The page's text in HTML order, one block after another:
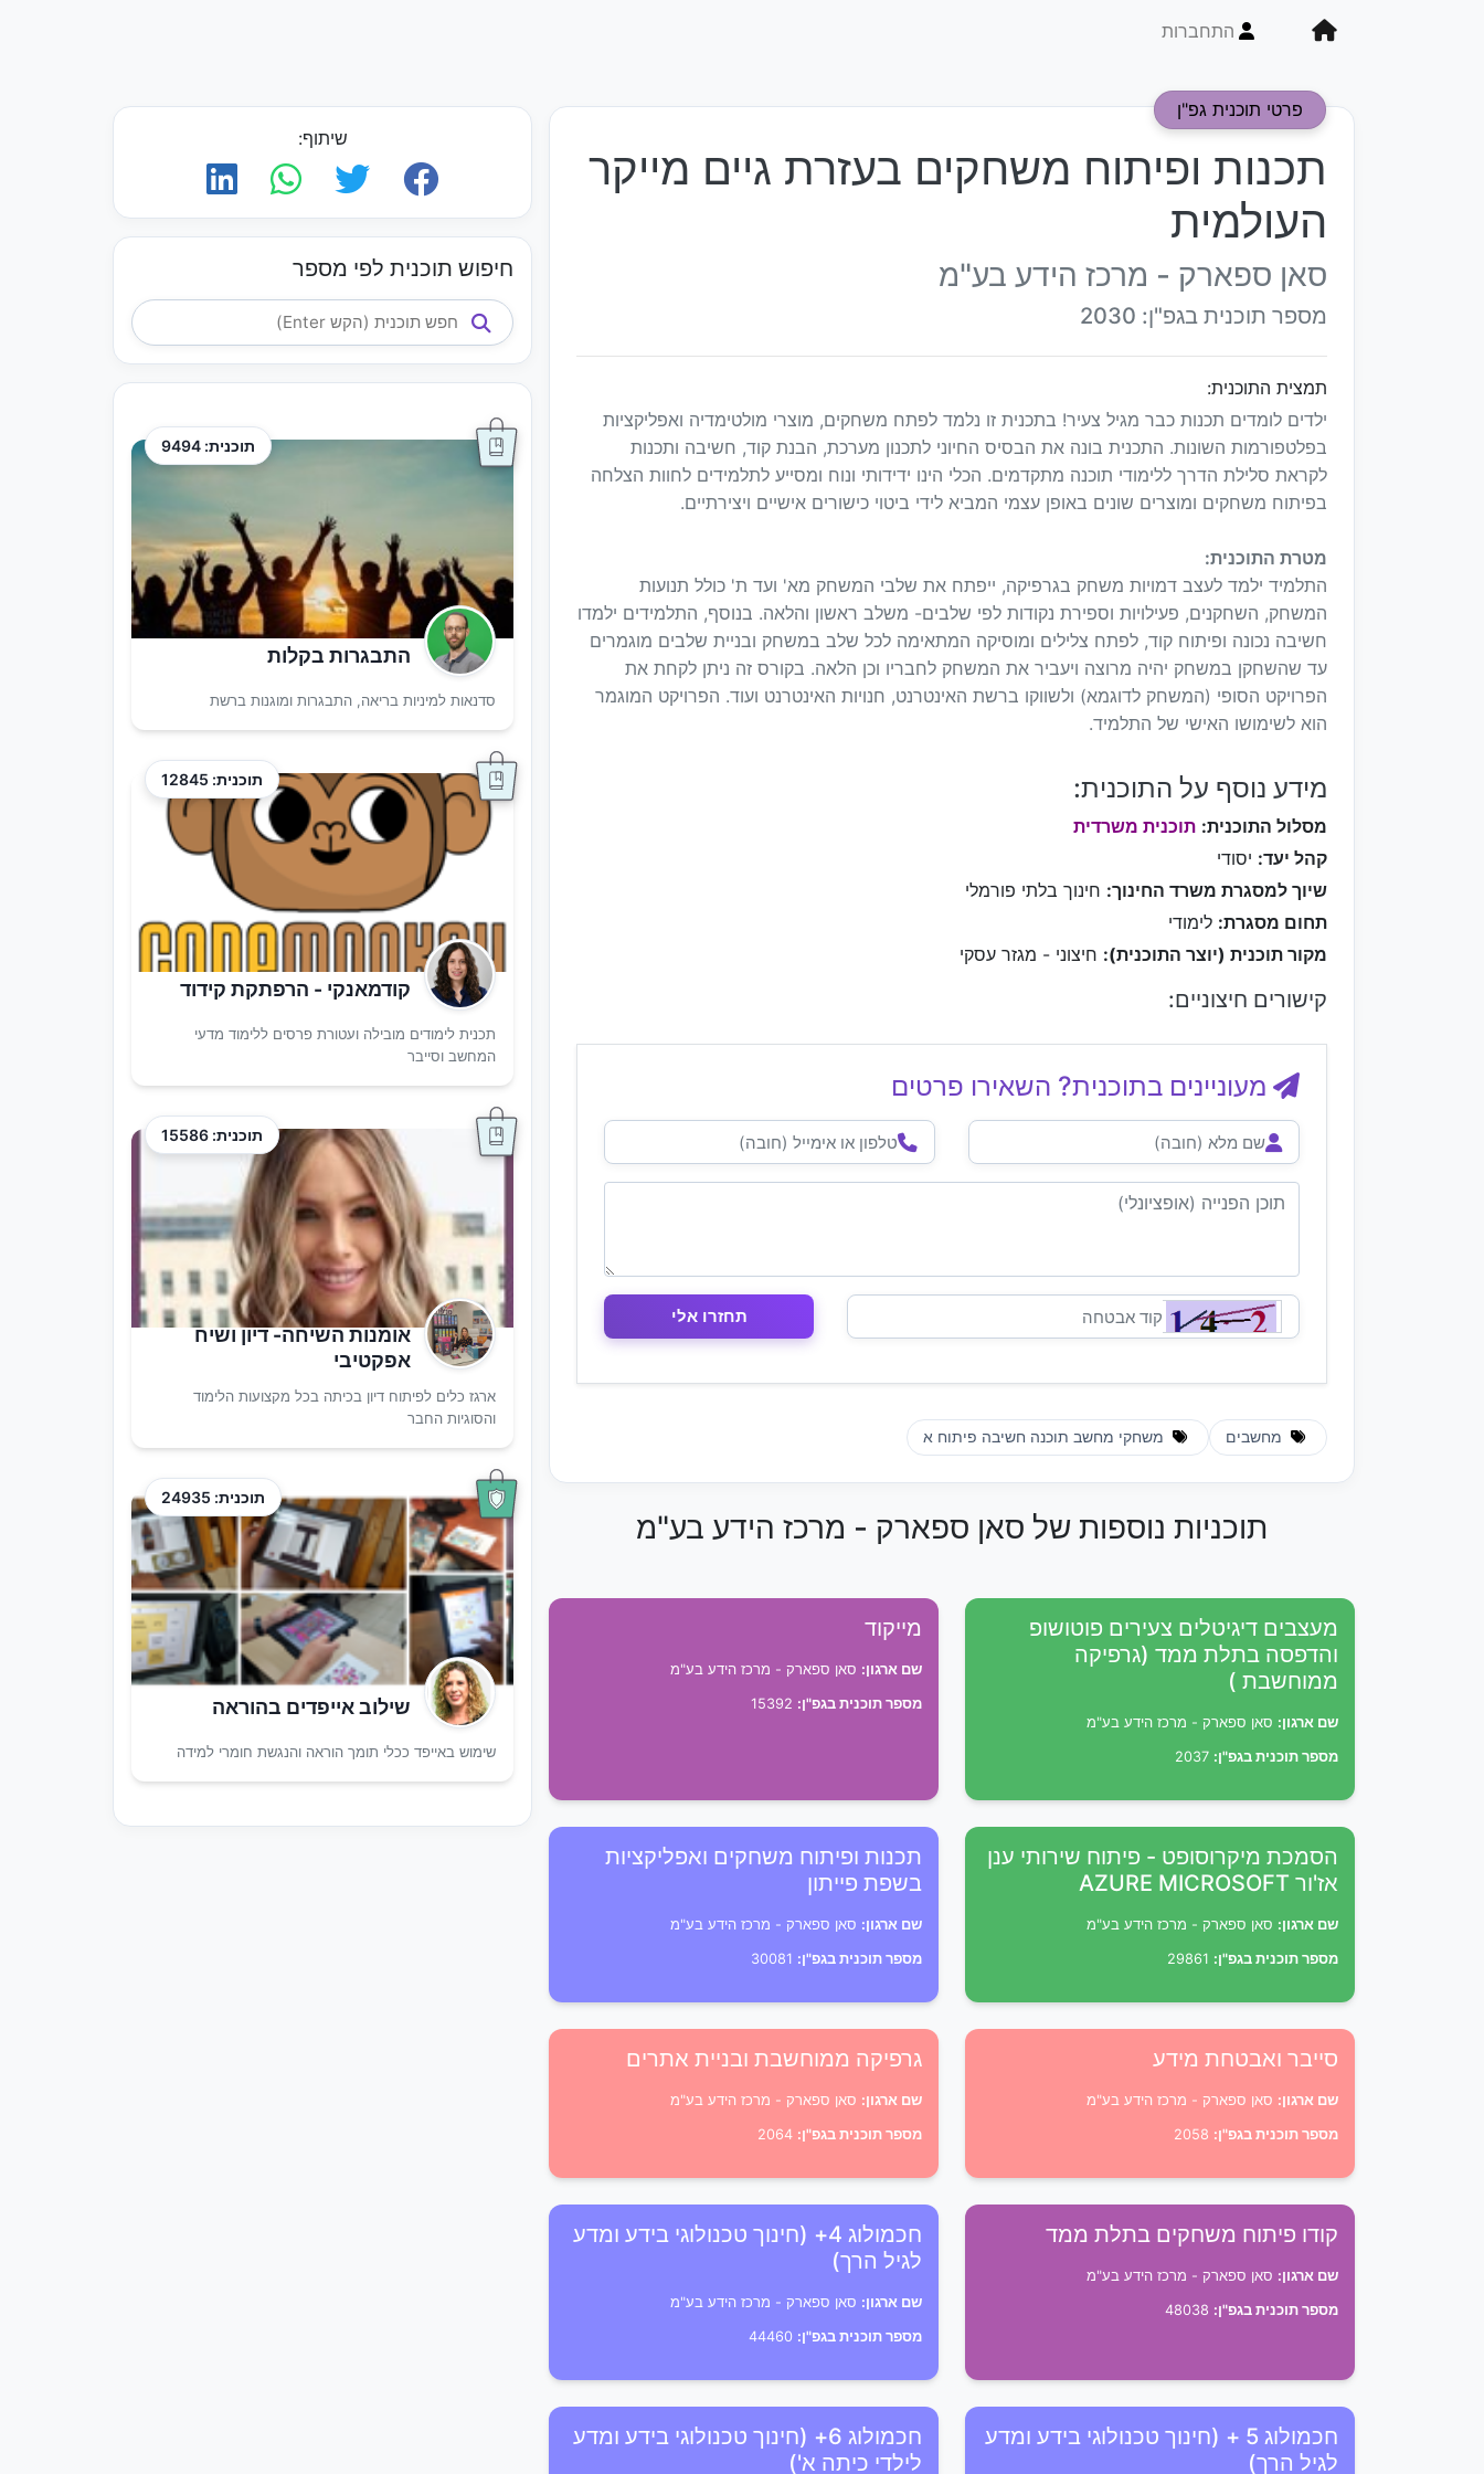
התחברות
פרטי תוכנית גפ"ן
תכנות ופיתוח משחקים בעזרת גיים מייקר
העולמית
סאן ספארק - מרכז הידע בע"מ
מספר תוכנית בגפ"ן: 2030
תמצית התוכנית:
ילדים לומדים תכנות כבר מגיל צעיר! בתכנית זו נלמד לפתח משחקים, מוצרי מולטימדיה ואפליקציות
בפלטפורמות השונות. התכנית בונה את הבסיס החיוני לתכנון מערכת, הבנת קוד, חשיבה ותכנות
לקראת סלילת הדרך ללימודי תוכנה מתקדמים. הכלי הינו ידידותי ונוח ומסייע לתלמידים לחוות הצלחה
בפיתוח משחקים ומוצרים שונים באופן עצמי המביא לידי ביטוי כישורים אישיים ויצירתיים.
מטרת התוכנית:
התלמיד ילמד לעצב דמויות משחק בגרפיקה, ייפתח את שלבי המשחק מא' ועד ת' כולל תנועות
המשחק, השחקנים, פעילויות וספירת נקודות לפי שלבים- משלב ראשון והלאה. בנוסף, התלמידים ילמדו
חשיבה נכונה ופיתוח קוד, לפתח צלילים ומוסיקה המתאימה לכל שלב במשחק ובניית שלבים מוגמרים
עד שהשחקן במשחק יהיה מרוצה ויעביר את המשחק לחבריו וכן הלאה. בקורס זה ניתן לקחת את
הפרויקט הסופי (המשחק לדוגמא) ולשווקו ברשת האינטרנט, חנויות האינטרנט ועוד. הפרויקט המוגמר
הוא לשימושו האישי של התלמיד.
מידע נוסף על התוכנית:
מסלול התוכנית: תוכנית משרדית
קהל יעד: יסודי
שיוך למסגרת משרד החינוך: חינוך בלתי פורמלי
תחום מסגרת: לימודי
מקור תוכנית (יוצר התוכנית): חיצוני - מגזר עסקי
קישורים חיצוניים:
מעוניינים בתוכנית? השאירו פרטים
מחשבים משחקי מחשב תוכנה חשיבה פיתוח א
תוכניות נוספות של סאן ספארק - מרכז הידע בע"מ
מעצבים דיגיטלים צעירים פוטושופ
והדפסה בתלת ממד (גרפיקה
ממוחשבת )
שם ארגון: סאן ספארק - מרכז הידע בע"מ
מספר תוכנית בגפ"ן:
מייקוד
שם ארגון: סאן ספארק - מרכז הידע בע"מ
מספר תוכנית בגפ"ן:
הסמכת מיקרוסופט - פיתוח שירותי ענן
אז'ור AZURE MICROSOFT
שם ארגון: סאן ספארק - מרכז הידע בע"מ
מספר תוכנית בגפ"ן:
תכנות ופיתוח משחקים ואפליקציות
בשפת פייתון
שם ארגון: סאן ספארק - מרכז הידע בע"מ
מספר תוכנית בגפ"ן:
סייבר ואבטחת מידע
שם ארגון: סאן ספארק - מרכז הידע בע"מ
מספר תוכנית בגפ"ן:
גרפיקה ממוחשבת ובניית אתרים
שם ארגון: סאן ספארק - מרכז הידע בע"מ
מספר תוכנית בגפ"ן:
קודו פיתוח משחקים בתלת ממד
שם ארגון: סאן ספארק - מרכז הידע בע"מ
מספר תוכנית בגפ"ן:
חכמולוג 4+ (חינוך טכנולוגי בידע ומדע
לגיל הרך)
שם ארגון: סאן ספארק - מרכז הידע בע"מ
מספר תוכנית בגפ"ן:
חכמולוג 5 + (חינוך טכנולוגי בידע ומדע
לגיל הרך)
חכמולוג 6+ (חינוך טכנולוגי בידע ומדע
לילדי כיתה א')
שיתוף:
חיפוש תוכנית לפי מספר
תוכנית: 9494
התבגרות בקלות
סדנאות למיניות בריאה, התבגרות ומוגנות ברשת
תוכנית: 12845
קודמאנקי - הרפתקת קידוד
תכנית לימודים מובילה ועטורת פרסים ללימוד מדעי
המחשב וסייבר
תוכנית: 15586
אומנות השיחה- דיון ושיח
אפקטיבי
ארגז כלים לפיתוח דיון בכיתה בכל מקצועות הלימוד
והסוגיות החבר
תוכנית: 24935
שילוב אייפדים בהוראה
שימוש באייפד ככלי תומך הוראה והנגשת חומרי למידה